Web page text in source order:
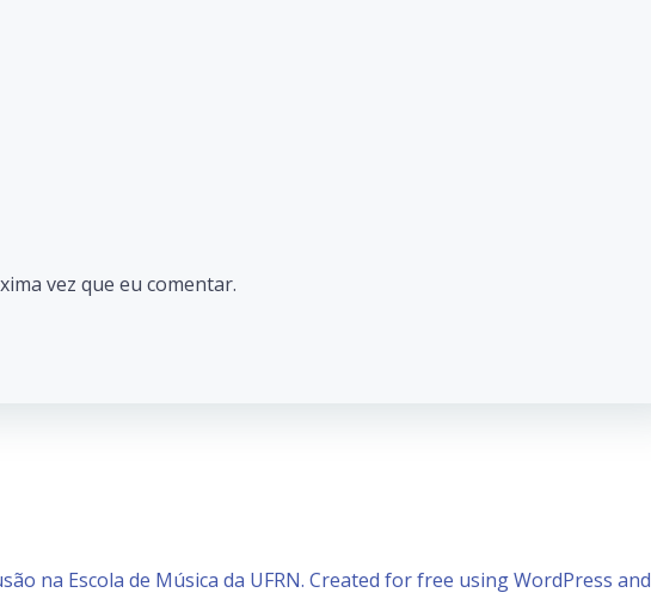
vez que eu comentar.
na Escola de Música da UFRN. Created for free using WordPress and